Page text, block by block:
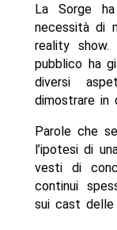
La Sorge
necessità di
reality
pubblico ha
diversi
dimostrare in
Parole che
l’ipotesi di
vesti di
continui
sui cast delle